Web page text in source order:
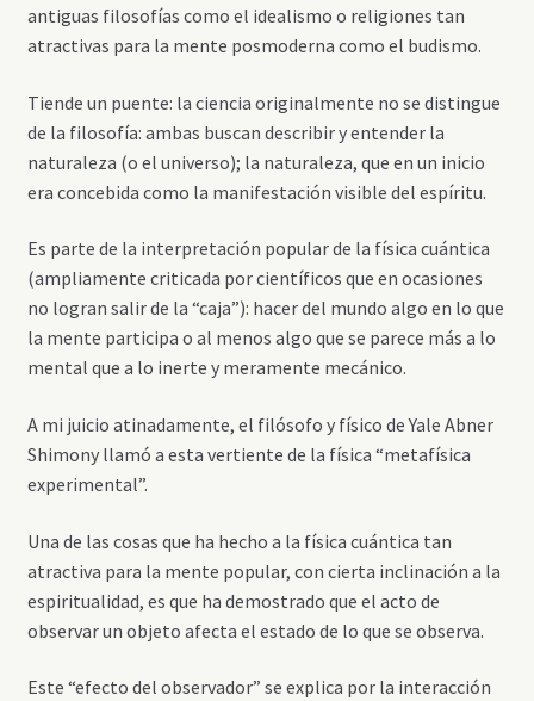
antiguas filosofías como el idealismo o religiones tan
atractivas para la mente posmoderna como el budismo.
Tiende un puente: la ciencia originalmente no se distingue
de la filosofía: ambas buscan describir y entender la
naturaleza (o el universo); la naturaleza, que en un inicio
era concebida como la manifestación visible del espíritu.
Es parte de la interpretación popular de la física cuántica
(ampliamente criticada por científicos que en ocasiones
no logran salir de la “caja”): hacer del mundo algo en lo que
la mente participa o al menos algo que se parece más a lo
mental que a lo inerte y meramente mecánico.
A mi juicio atinadamente, el filósofo y físico de Yale Abner
Shimony llamó a esta vertiente de la física “metafísica
experimental”.
Una de las cosas que ha hecho a la física cuántica tan
atractiva para la mente popular, con cierta inclinación a la
espiritualidad, es que ha demostrado que el acto de
observar un objeto afecta el estado de lo que se observa.
Este “efecto del observador” se explica por la interacción